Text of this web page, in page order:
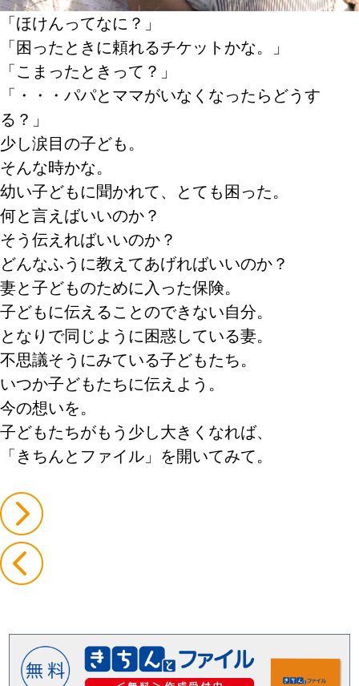
「ほけんってなに？」
「困ったときに頼れるチケットかな。」
「こまったときって？」
「・・・パパとママがいなくなったらどうす
る？」
少し涙目の子ども。
そんな時かな。
幼い子どもに聞かれて、とても困った。
何と言えばいいのか？
そう伝えればいいのか？
どんなふうに教えてあげればいいのか？
妻と子どものために入った保険。
子どもに伝えることのできない自分。
となりで同じように困惑している妻。
不思議そうにみている子どもたち。
いつか子どもたちに伝えよう。
今の想いを。
子どもたちがもう少し大きくなれば、
「きちんとファイル」を開いてみて。